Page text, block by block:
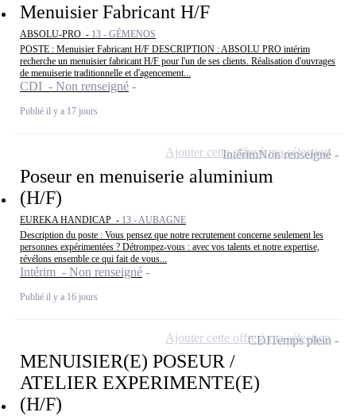
Menuisier Fabricant H/F
ABSOLU-PRO - 13 - GÉMENOS
POSTE : Menuisier Fabricant H/F DESCRIPTION : ABSOLU PRO intérim
recherche un menuisier fabricant H/F pour l'un de ses clients. Réalisation d'ouvrages
de menuiserie traditionnelle et d'agencement...
CDI - Non renseigné
Publié il y a 17 jours
Poseur en menuiserie aluminium
(H/F)
EUREKA HANDICAP - 13 - AUBAGNE
Description du poste : Vous pensez que notre recrutement concerne seulement les
personnes expérimentées ? Détrompez-vous : avec vos talents et notre expertise,
révélons ensemble ce qui fait de vous...
Intérim - Non renseigné
Publié il y a 16 jours
IntérimNon renseigné
Ajouter cette offre à ma sélection
MENUISIER(E) POSEUR /
ATELIER EXPERIMENTE(E)
(H/F)
CDITemps plein
Ajouter cette offre à ma sélection